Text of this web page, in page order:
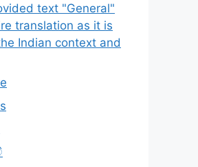
text "General"
translation as it is
Indian context and